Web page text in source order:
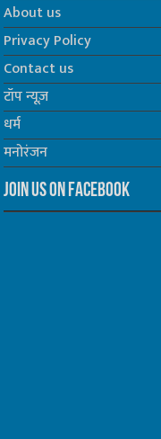
About us
Privacy Policy
Contact us
टॉप न्यूज़
धर्म
मनोरंजन
Join us on Facebook